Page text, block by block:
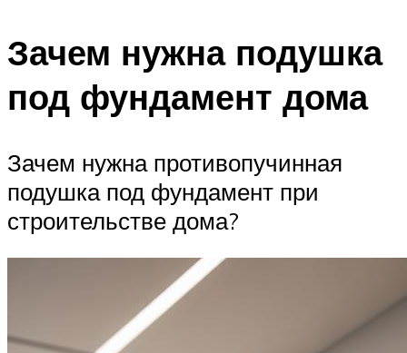
Зачем нужна подушка
под фундамент дома
Зачем нужна противопучинная
подушка под фундамент при
строительстве дома?